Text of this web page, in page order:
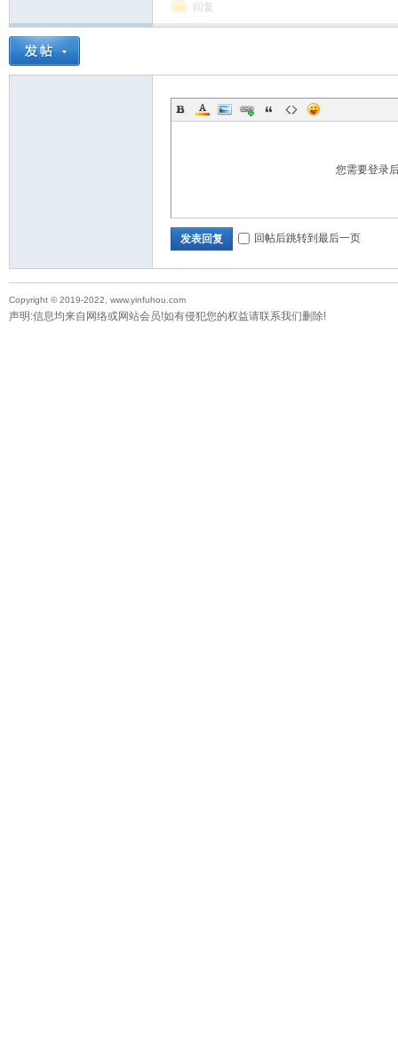
回复
您需要登录
发表回复 回帖后跳转到最后一页
Copyright © 2019-2022, www.yinfuhou.com
声明:信息均来自网络或网站会员!如有侵犯您的权益请联系我们删除!